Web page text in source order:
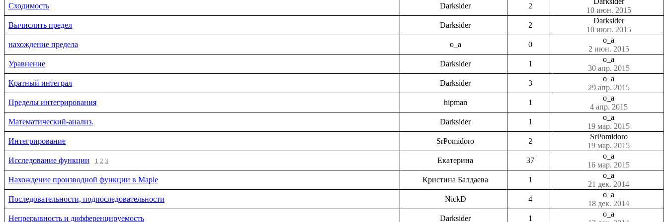
Сходимость
Darksider 2
10 июн. 2015
Вычислить предел
Darksider 2
Darksider
10 июн. 2015
нахождение предела
o_a 0
o_a
2 июн. 2015
Уравнение
Darksider 1
o_a
30 апр. 2015
Кратный интеграл
Darksider 3
o_a
29 апр. 2015
Пределы интегрирования
hipman 1
o_a
4 апр. 2015
Математический-анализ.
Darksider 1
o_a
19 мар. 2015
Интегрирование
SrPomidoro 2
SrPomidoro
19 мар. 2015
Исследование функции
1 2 3 Екатерина 37
o_a
16 мар. 2015
Нахождение производной функции в Maple
Кристина Балдаева 1
o_a
21 дек. 2014
Последовательности, подпоследовательности
NickD 4
o_a
18 дек. 2014
Непрерывность и дифференцируемость
Darksider 1
o_a